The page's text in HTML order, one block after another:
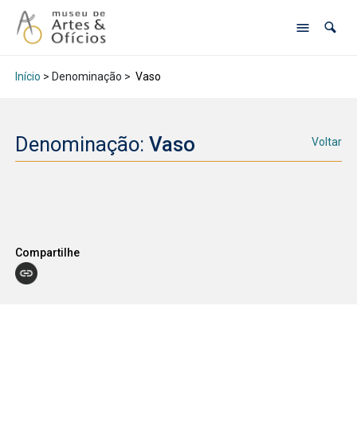
Início > Denominação > Vaso
Denominação: Vaso Voltar
Compartilhe